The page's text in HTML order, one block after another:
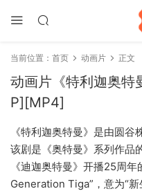
当前位置： 首页 动画片 正文
动画片《特利迦奥
P][MP4]
《特利迦奥特曼》是由圆谷
该剧是《奥特曼》系列作品
《迪迦奥特曼》开播25周
Generation Tiga”，意为“新